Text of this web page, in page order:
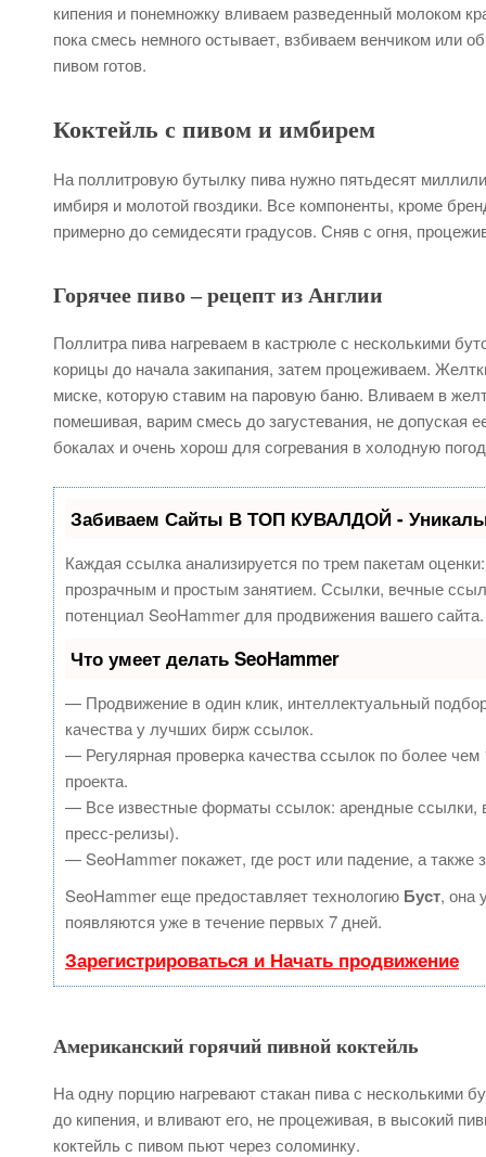
кипения и понемножку вливаем разведенный молоком
пока смесь немного остывает, взбиваем венчиком или
пивом готов.
Коктейль с пивом и имбирем
На поллитровую бутылку пива нужно пятьдесят
имбиря и молотой гвоздики. Все компоненты, кроме
примерно до семидесяти градусов. Сняв с огня,
Горячее пиво – рецепт из Англии
Поллитра пива нагреваем в кастрюле с несколькими
корицы до начала закипания, затем процеживаем.
миске, которую ставим на паровую баню. Вливаем в
помешивая, варим смесь до загустевания, не допуская
бокалах и очень хорош для согревания в холодную
Забиваем Сайты В ТОП КУВАЛДОЙ -
Каждая ссылка анализируется по трем пакетам
прозрачным и простым занятием. Ссылки, вечные
потенциал SeoHammer для продвижения вашего сайта.
Что умеет делать SeoHammer
— Продвижение в один клик, интеллектуальный
качества у лучших бирж ссылок.
— Регулярная проверка качества ссылок по более
проекта.
— Все известные форматы ссылок: арендные ссылки,
пресс-релизы).
— SeoHammer покажет, где рост или падение, а также
SeoHammer еще предоставляет технологию Буст, она
появляются уже в течение первых 7 дней.
Зарегистрироваться и Начать продвижение
Американский горячий пивной коктейль
На одну порцию нагревают стакан пива с несколькими
до кипения, и вливают его, не процеживая, в высокий
коктейль с пивом пьют через соломинку.